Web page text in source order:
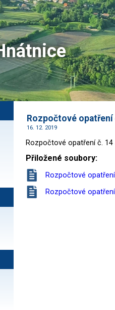
Rozpočtové opatření
16. 12. 2019
Rozpočtové opatření č. 14
Přiložené soubory:
Rozpočtové
Rozpočtové